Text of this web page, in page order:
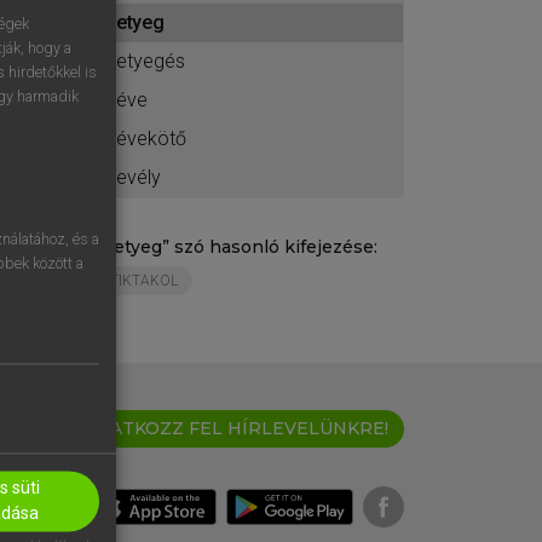
ketyeg
ketyegés
kéve
kévekötő
kevély
„ ketyeg” szó hasonló kifejezése:
TIKTAKOL
IRATKOZZ FEL HÍRLEVELÜNKRE!
hogy a
hirdetőkkel is
harmadik
és a
között a
süti